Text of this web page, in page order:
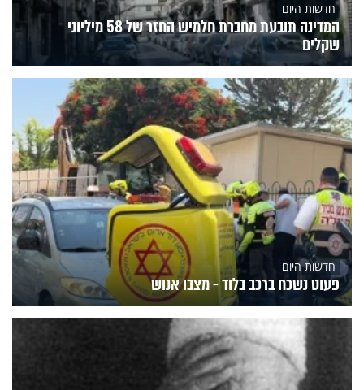
חדשות היום
המדינה תובעת מחברת חלמיש החזר של 58 מיליוני
שקלים
חדשות היום
פעוט נשכח ברכב בלוד - מצבו אנוש